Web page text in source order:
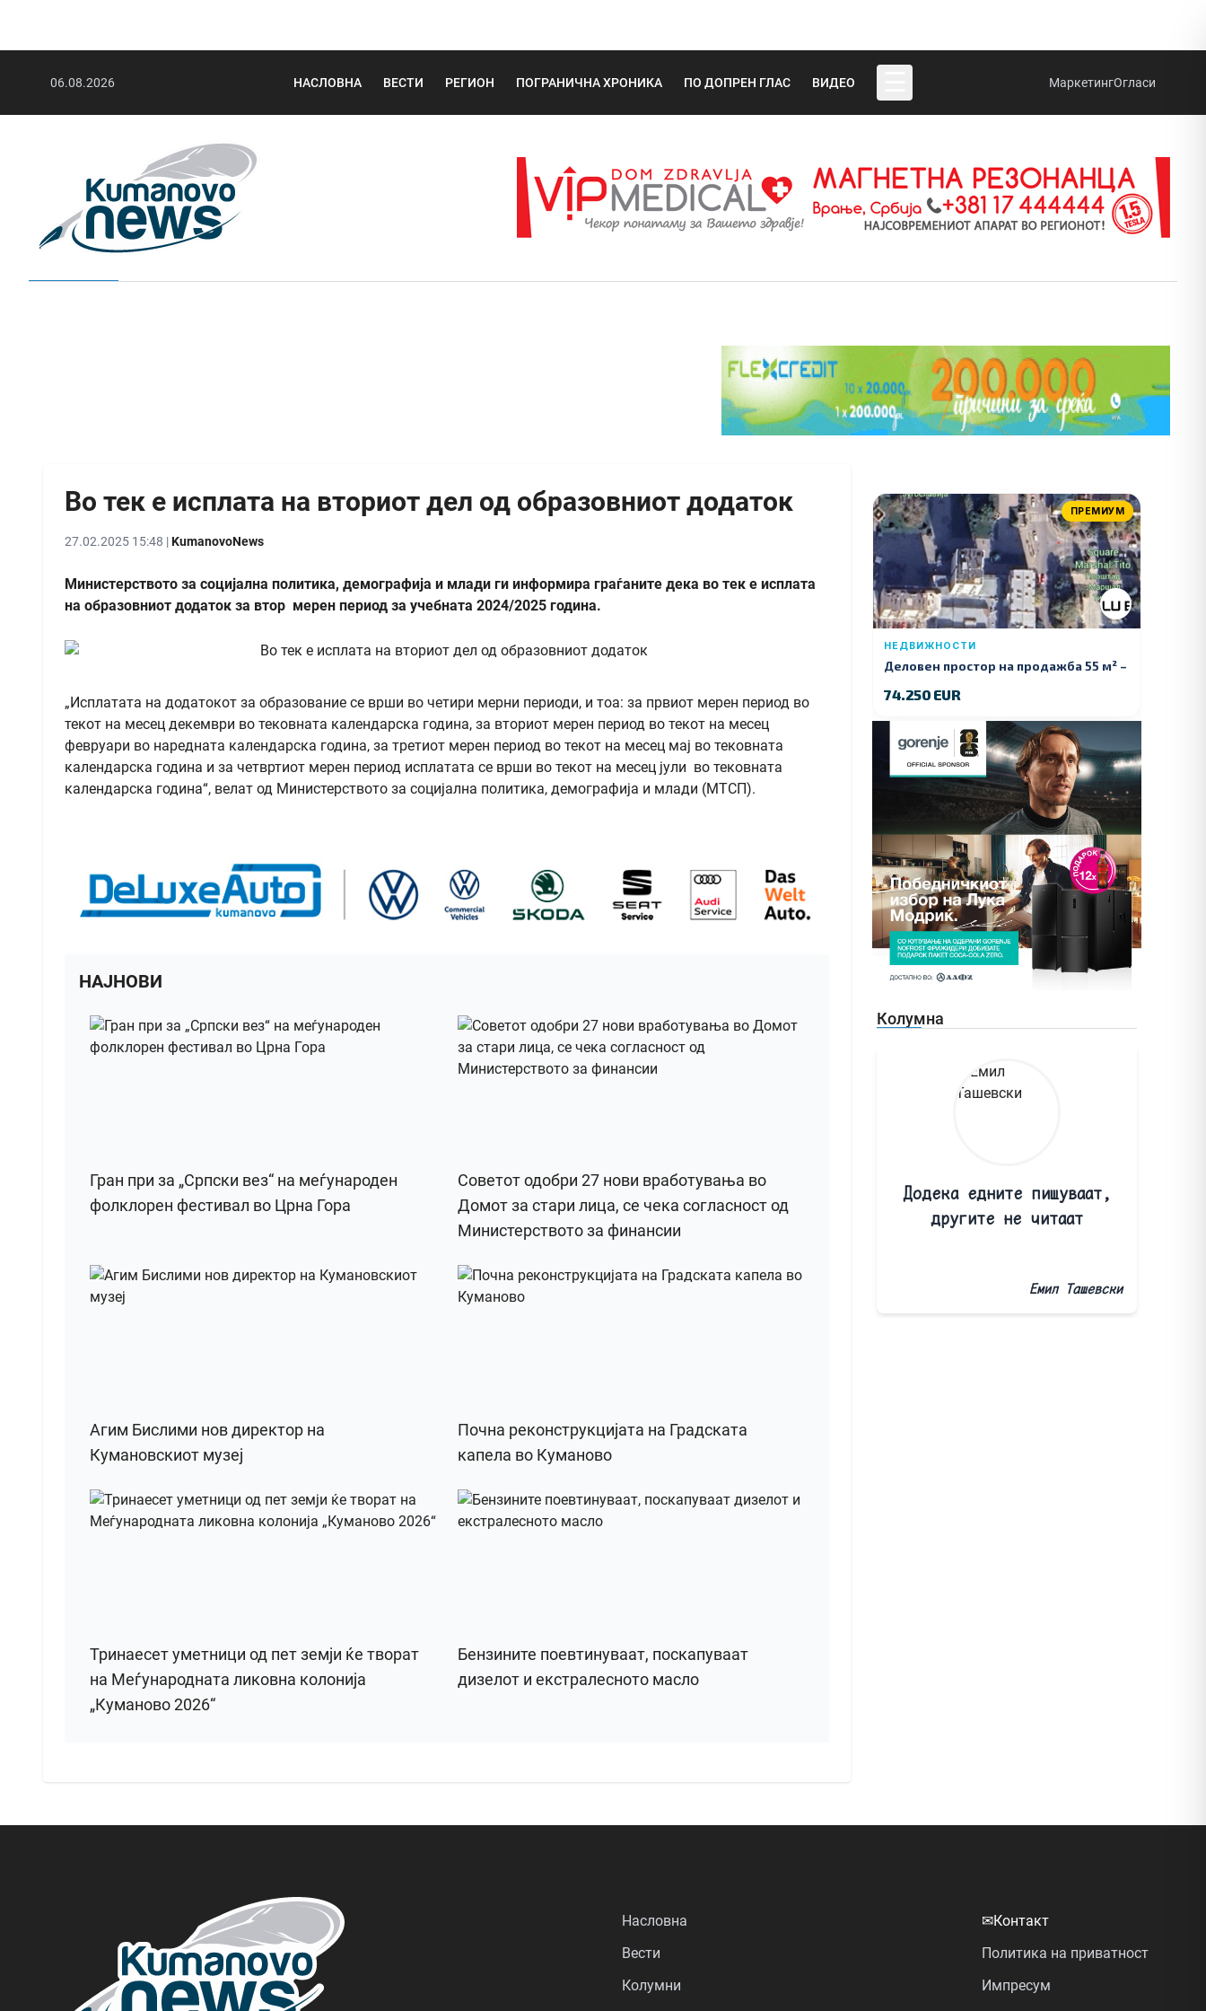
06.08.2026 НАСЛОВНА ВЕСТИ РЕГИОН ПОГРАНИЧНА ХРОНИКА ПО ДОПРЕН ГЛАС ВИДЕО МаркетингОгласи
Во тек е исплата на вториот дел од образовниот додаток
27.02.2025 15:48 |KumanovoNews
Министерството за социјална политика, демографија и млади ги информира граѓаните дека во тек е исплата
на образовниот додаток за втор мерен период за учебната 2024/2025 година.
„Исплатата на додатокот за образование се врши во четири мерни периоди, и тоа: за првиот мерен период во
текот на месец декември во тековната календарска година, за вториот мерен период во текот на месец
февруари во наредната календарска година, за третиот мерен период во текот на месец мај во тековната
календарска година и за четвртиот мерен период исплатата се врши во текот на месец јули во тековната
календарска година“, велат од Министерството за социјална политика, демографија и млади (МТСП).
НАЈНОВИ
Гран при за „Српски вез“ на меѓународен
фолклорен фестивал во Црна Гора
Советот одобри 27 нови вработувања во
Домот за стари лица, се чека согласност од
Министерството за финансии
Агим Бислими нов директор на
Кумановскиот музеј
Почна реконструкцијата на Градската
капела во Куманово
Тринаесет уметници од пет земји ќе творат
на Меѓународната ликовна колонија
„Куманово 2026“
Бензините поевтинуваат, поскапуваат
дизелот и екстралесното масло
ПРЕМИУМ
НЕДВИЖНОСТИ
Деловен простор на продажба 55 м² –
74.250 EUR
Колумна
Додека едните пишуваат,
другите не читаат
Емил Ташевски
Насловна
Вести
Колумни
✉Контакт
Политика на приватност
Импресум